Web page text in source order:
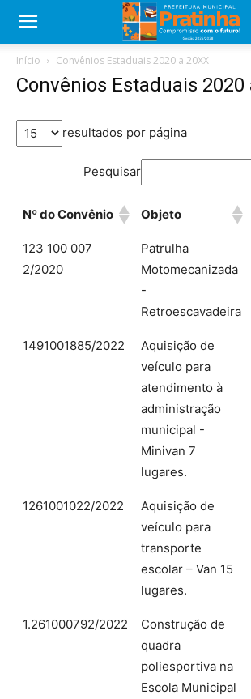
Início Convênios Estaduais 2020 a 20XX
Convênios Estaduais 2020
resultados por página
Pesquisar
Nº do Convênio Objeto
Nº do Convênio
Objeto
123 100 007
2/2020
Patrulha
Motomecanizada
-
Retroescavadeira
1491001885/2022
Aquisição de
veículo para
atendimento à
administração
municipal -
Minivan 7
lugares.
1261001022/2022
Aquisição de
veículo para
transporte
escolar – Van 15
lugares.
1.261000792/2022
Construção de
quadra
poliesportiva na
Escola Municipal